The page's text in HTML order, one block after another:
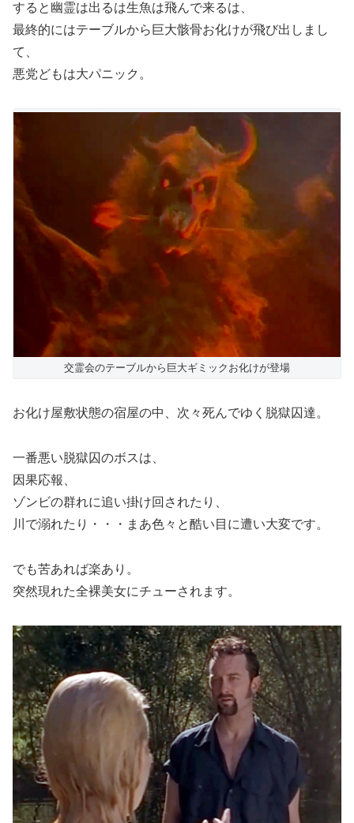
すると幽霊は出るは生魚は飛んで来るは、
最終的にはテーブルから巨大骸骨お化けが飛び出しまし
て、
悪党どもは大パニック。
交霊会のテーブルから巨大ギミックお化けが登場
お化け屋敷状態の宿屋の中、次々死んでゆく脱獄囚達。
一番悪い脱獄囚のボスは、
因果応報、
ゾンビの群れに追い掛け回されたり、
川で溺れたり・・・まあ色々と酷い目に遭い大変です。
でも苦あれば楽あり。
突然現れた全裸美女にチューされます。